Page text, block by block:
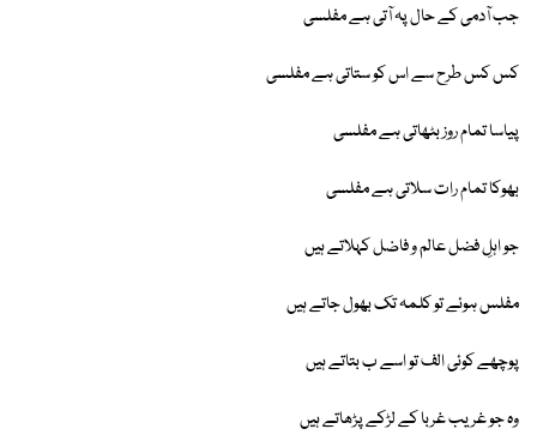
جب آدمی کے حال پہ آتی ہے مفلسی
کس کس طرح سے اس کو ستاتی ہے مفلسی
پیاسا تمام روز بٹھاتی ہے مفلسی
بھوکا تمام رات سلاتی ہے مفلسی
جو اہلِ فضل عالم و فاضل کہلاتے ہیں
مفلس ہوئے تو کلمہ تک بھول جاتے ہیں
پوچھے کوئی الف تو اسے ب بتاتے ہیں
وہ جو غریب غربا کے لڑکے پڑھاتے ہیں